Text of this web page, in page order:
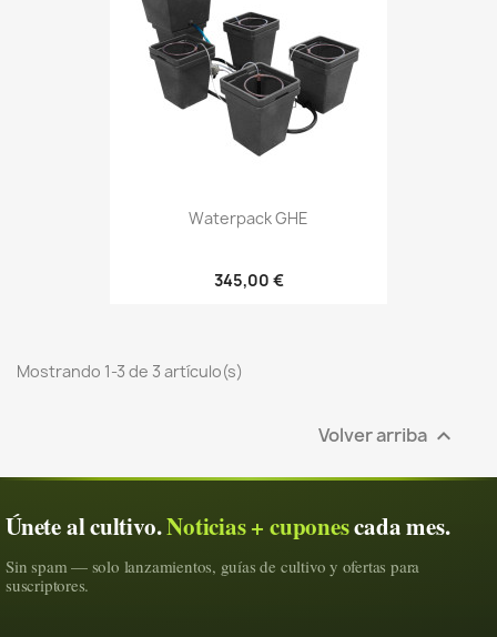
Waterpack GHE
345,00 €
Mostrando 1-3 de 3 artículo(s)
Volver arriba 
Únete al cultivo.Noticias + cuponescada mes.
Sin spam — solo lanzamientos, guías de cultivo y ofertas para
suscriptores.